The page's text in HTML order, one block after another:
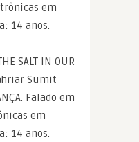
em
14 anos.
SALT IN OUR
Sumit
Falado em
em
14 anos.